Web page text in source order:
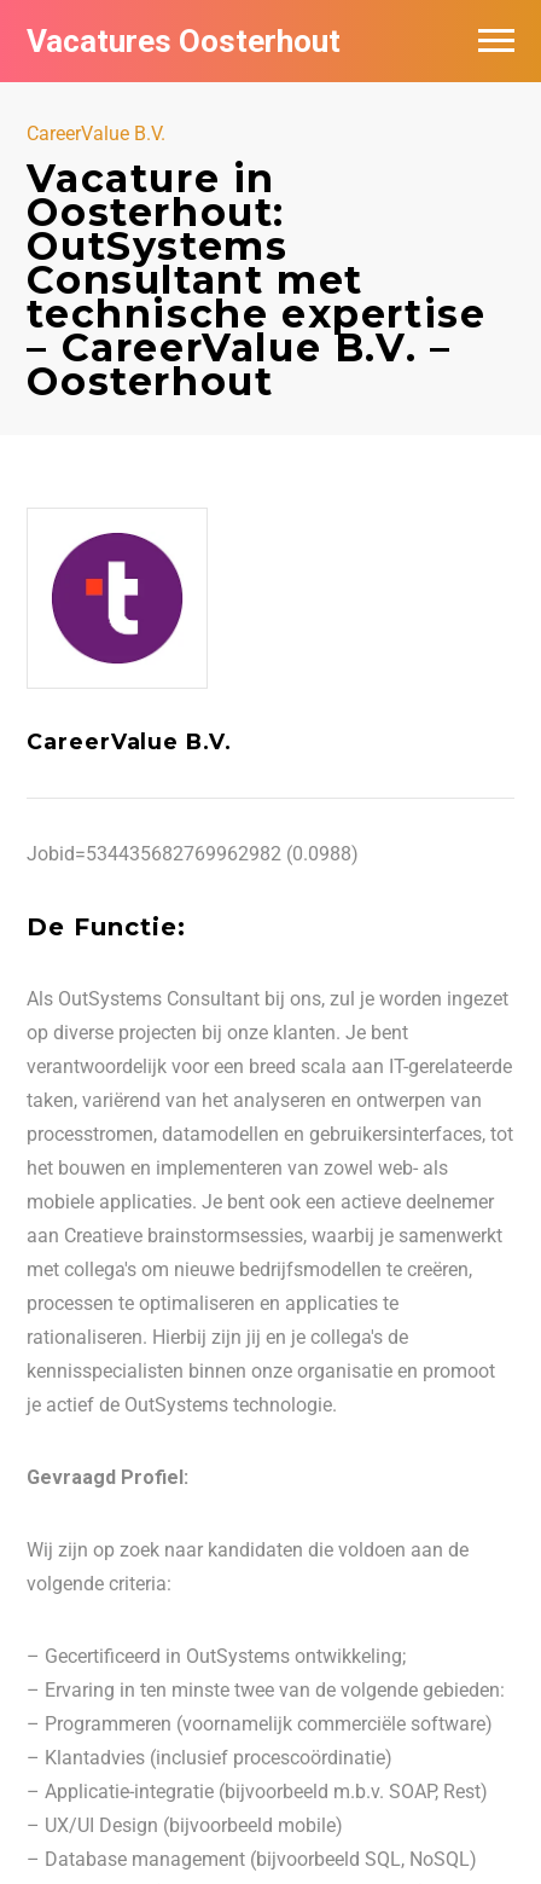
Vacatures Oosterhout
CareerValue B.V.
Vacature in
Oosterhout:
OutSystems
Consultant met
technische expertise
– CareerValue B.V. –
Oosterhout
CareerValue B.V.
Jobid=534435682769962982 (0.0988)
De Functie:
Als OutSystems Consultant bij ons, zul je worden ingezet
op diverse projecten bij onze klanten. Je bent
verantwoordelijk voor een breed scala aan IT-gerelateerde
taken, variërend van het analyseren en ontwerpen van
processtromen, datamodellen en gebruikersinterfaces, tot
het bouwen en implementeren van zowel web- als
mobiele applicaties. Je bent ook een actieve deelnemer
aan Creatieve brainstormsessies, waarbij je samenwerkt
met collega's om nieuwe bedrijfsmodellen te creëren,
processen te optimaliseren en applicaties te
rationaliseren. Hierbij zijn jij en je collega's de
kennisspecialisten binnen onze organisatie en promoot
je actief de OutSystems technologie.
Gevraagd Profiel:
Wij zijn op zoek naar kandidaten die voldoen aan de
volgende criteria:
– Gecertificeerd in OutSystems ontwikkeling;
– Ervaring in ten minste twee van de volgende gebieden:
– Programmeren (voornamelijk commerciële software)
– Klantadvies (inclusief procescoördinatie)
– Applicatie-integratie (bijvoorbeeld m.b.v. SOAP, Rest)
– UX/UI Design (bijvoorbeeld mobile)
– Database management (bijvoorbeeld SQL, NoSQL)
Vacatures per bedrijf